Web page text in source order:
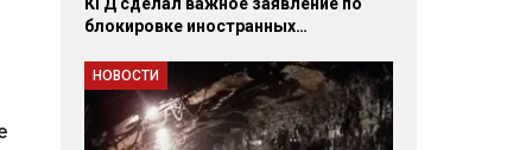
блокировке иностранных…
НОВОСТИ